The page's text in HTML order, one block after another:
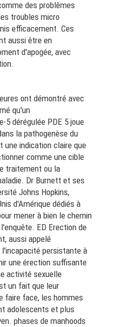
des problèmes
troubles micro
efficacement. Ces
aussi être en
d'apogée, avec
ont démontré avec
qu'un
5 dérégulée PDE 5 joue
la pathogenèse du
une indication claire que
comme une cible
traitement ou la
Dr Burnett et ses
Johns Hopkins,
d'Amérique dédiés à
mener à bien le chemin
ED Erection de
aussi appelé
persistante à
une érection suffisante
activité sexuelle
un fait que leur
faire face, les hommes
adolescents et plus
phases de manhoods